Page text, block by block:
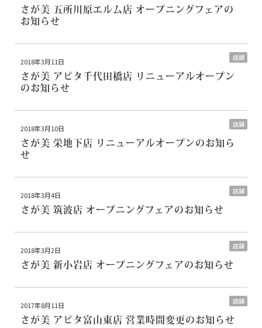
さが美 五所川原エルム店 オープニングフェアの
お知らせ
店舗
2018年3月11日
さが美 アピタ千代田橋店 リニューアルオープン
のお知らせ
店舗
2018年3月10日
さが美 栄地下店 リニューアルオープンのお知ら
せ
店舗
2018年3月4日
さが美 筑波店 オープニングフェアのお知らせ
店舗
2018年3月2日
さが美 新小岩店 オープニングフェアのお知らせ
店舗
2017年8月11日
さが美 アピタ富山東店 営業時間変更のお知らせ